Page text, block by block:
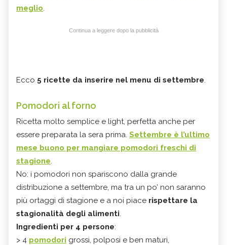
meglio.
Continua a leggere dopo la pubblicità
Ecco 5 ricette da inserire nel menu di settembre.
Pomodori al forno
Ricetta molto semplice e light, perfetta anche per
essere preparata la sera prima. Settembre è l’ultimo
mese buono per mangiare pomodori freschi di
stagione.
No: i pomodori non spariscono dalla grande
distribuzione a settembre, ma tra un po’ non saranno
più ortaggi di stagione e a noi piace rispettare la
stagionalità degli alimenti.
Ingredienti per 4 persone:
> 4 pomodori grossi, polposi e ben maturi,